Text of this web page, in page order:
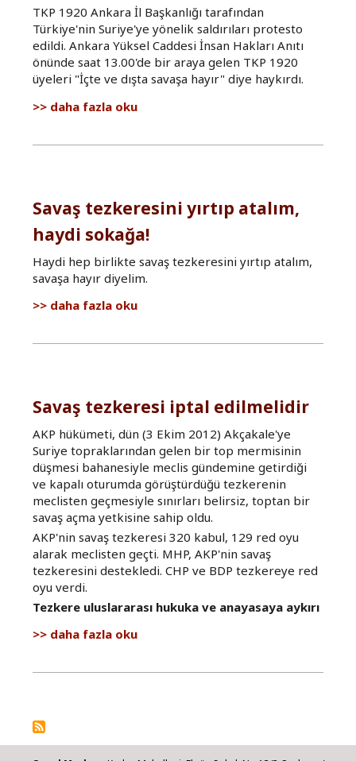
"Savaşa
Hemen
daha fazla oku
TKP 1920 Ankara İl Başkanlığı tarafından
Türkiye'nin Suriye'ye yönelik saldırıları protesto
edildi. Ankara Yüksel Caddesi İnsan Hakları Anıtı
önünde saat 13.00'de bir araya gelen TKP 1920
üyeleri "İçte ve dışta savaşa hayır" diye haykırdı.
Savaş tezkeresini yırtıp atalım,
haydi sokağa!
Savaş
atalım,
daha fazla oku
Haydi hep birlikte savaş tezkeresini yırtıp atalım,
savaşa hayır diyelim.
Savaş tezkeresi iptal edilmelidir
Savaş
edilmelidir
daha fazla oku
AKP hükümeti, dün (3 Ekim 2012) Akçakale'ye
Suriye topraklarından gelen bir top mermisinin
düşmesi bahanesiyle meclis gündemine getirdiği
ve kapalı oturumda görüştürdüğü tezkerenin
meclisten geçmesiyle sınırları belirsiz, toptan bir
savaş açma yetkisine sahip oldu.
AKP'nin savaş tezkeresi 320 kabul, 129 red oyu
alarak meclisten geçti. MHP, AKP'nin savaş
tezkeresini destekledi. CHP ve BDP tezkereye red
oyu verdi.
Tezkere uluslararası hukuka ve anayasaya aykırı